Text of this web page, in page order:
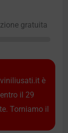
gratuita
è
il 29
Torniamo il